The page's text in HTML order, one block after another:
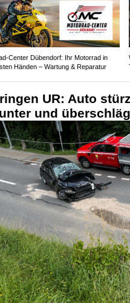
Center Dübendorf: Ihr Motorrad in
Händen – Wartung & Reparatur
UR: Auto
und